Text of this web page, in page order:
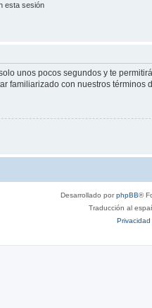
esta sesión
unos pocos segundos y te
familiarizado con nuestros
Desarrollado porphpBB®
Traducción al
Privacidad